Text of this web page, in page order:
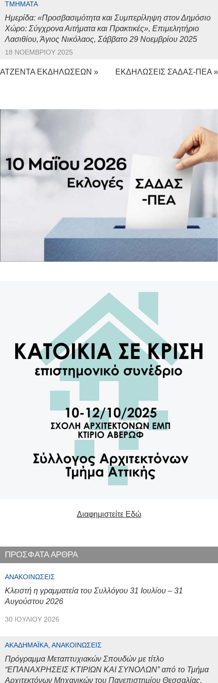
ΤΜΉΜΑΤΑ
Ημερίδα: «Προσβασιμότητα και Συμπερίληψη στον Δημόσιο
Χώρο: Σύγχρονα Αιτήματα και Πρακτικές», Επιμελητήριο
Λασιθίου, Άγιος Νικόλαος, Σάββατο 29 Νοεμβρίου 2025
18 ΝΟΕΜΒΡΊΟΥ 2025
ΑΤΖΕΝΤΑ ΕΚΔΗΛΩΣΕΩΝ » ΕΚΔΗΛΩΣΕΙΣ ΣΑΔΑΣ-ΠΕΑ »
Διαφημιστείτε Εδώ
ΠΡΟΣΦΑΤΑ ΑΡΘΡΑ
ΑΝΑΚΟΙΝΏΣΕΙΣ
Κλειστή η γραμματεία του Συλλόγου 31 Ιουλίου – 31
Αυγούστου 2026
30 ΙΟΥΛΊΟΥ 2026
ΑΚΑΔΗΜΑΪΚΆ, ΑΝΑΚΟΙΝΏΣΕΙΣ
Πρόγραμμα Μεταπτυχιακών Σπουδών με τίτλο
“ΕΠΑΝΑΧΡΗΣΕΙΣ ΚΤΙΡΙΩΝ ΚΑΙ ΣΥΝΟΛΩΝ” από το Τμήμα
Αρχιτεκτόνων Μηχανικών του Πανεπιστημίου Θεσσαλίας,